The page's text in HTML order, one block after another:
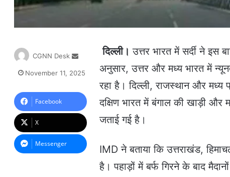
दिल्ली। उत्तर भारत में सर्दी ने इस
अनुसार, उत्तर और मध्य भारत में
रहा है। दिल्ली, राजस्थान और मध्य
दक्षिण भारत में बंगाल की खाड़ी
जताई गई है।
IMD ने बताया कि उत्तराखंड,
है। पहाड़ों में बर्फ गिरने के बाद
CGNN Desk
n
n
m
November 11, 2025
Facebook
X
Messenger